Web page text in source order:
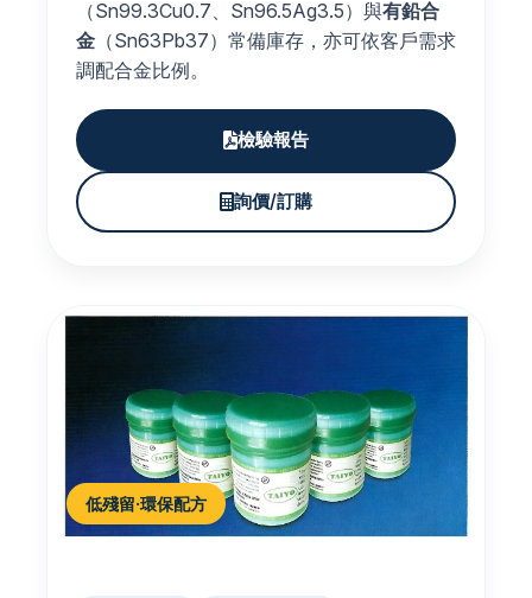
（Sn99.3Cu0.7、Sn96.5Ag3.5）與有鉛合
金 （Sn63Pb37）常備庫存，亦可依客戶需求
調配合金比例。
檢驗報告
詢價/訂購
低殘留·環保配方